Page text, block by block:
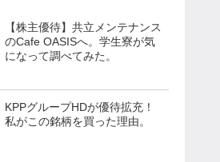
【株主優待】共立メンテナンス
のCafe OASISへ。学生寮が気
になって調べてみた。
KPPグループHDが優待拡充！
私がこの銘柄を買った理由。